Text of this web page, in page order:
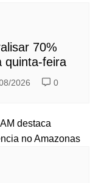
70%
quinta-feira
2026 0